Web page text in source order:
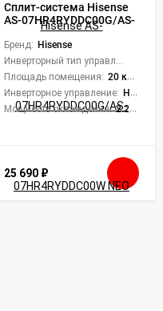
Сплит-система Hisense
AS-07HR4RYDDC00G/AS-
07HR4RYDDC00W NEO
Classic A R32
Бренд: Hisense
Инверторный тип управления:
Площадь помещения: 20 кв. м.
Инверторное управление: Нет
Мощность охлаждения: 2.25 кВт
25 690 ₽